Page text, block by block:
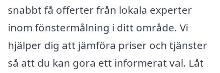
snabbt få offerter från lokala experter
inom fönstermålning i ditt område. Vi
hjälper dig att jämföra priser och tjänster
så att du kan göra ett informerat val. Låt